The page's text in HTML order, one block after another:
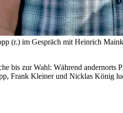
(r.) im Gespräch mit Heinrich
bis zur Wahl: Während andernorts
Frank Kleiner und Nicklas König